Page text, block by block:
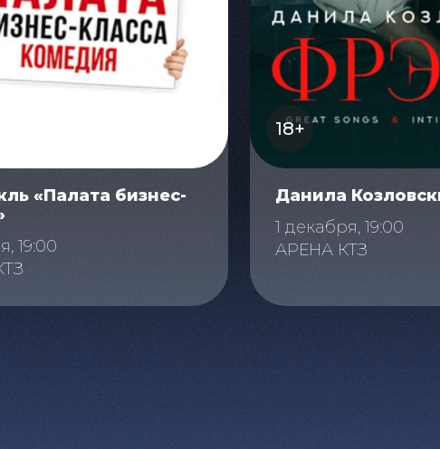
«Палата бизнес-
19:00
18+
Данила
1 декабря, 19:00
АРЕНА КТЗ